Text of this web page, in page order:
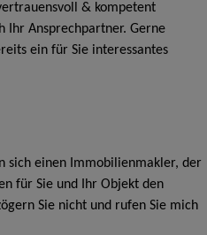
& kompetent
Ihr Ansprechpartner. Gerne
ein für Sie interessantes
sich einen Immobilienmakler, der
für Sie und Ihr Objekt den
Sie nicht und rufen Sie mich